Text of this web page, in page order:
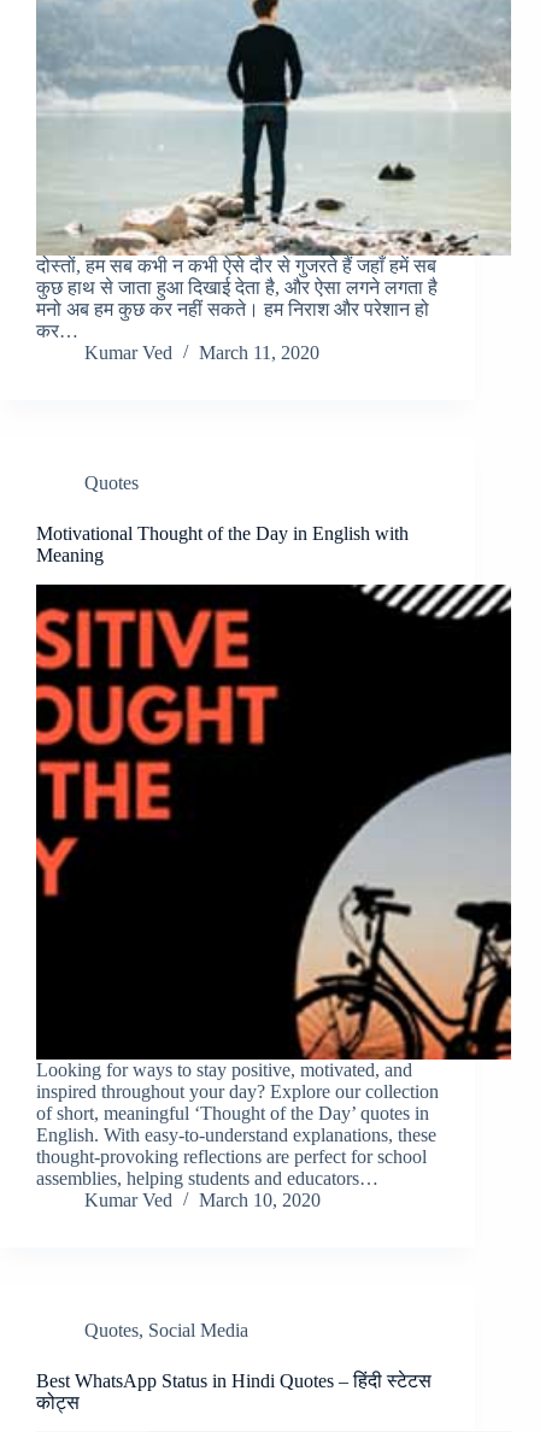
दोस्तों, हम सब कभी न कभी ऐसे दौर से गुजरते हैं जहाँ हमें सब
कुछ हाथ से जाता हुआ दिखाई देता है, और ऐसा लगने लगता है
मनो अब हम कुछ कर नहीं सकते। हम निराश और परेशान हो
कर…
Kumar Ved
March 11, 2020
Quotes
Motivational Thought of the Day in English with
Meaning
Looking for ways to stay positive, motivated, and
inspired throughout your day? Explore our collection
of short, meaningful ‘Thought of the Day’ quotes in
English. With easy-to-understand explanations, these
thought-provoking reflections are perfect for school
assemblies, helping students and educators…
Kumar Ved
March 10, 2020
Quotes, Social Media
Best WhatsApp Status in Hindi Quotes – हिंदी स्टेटस
कोट्स